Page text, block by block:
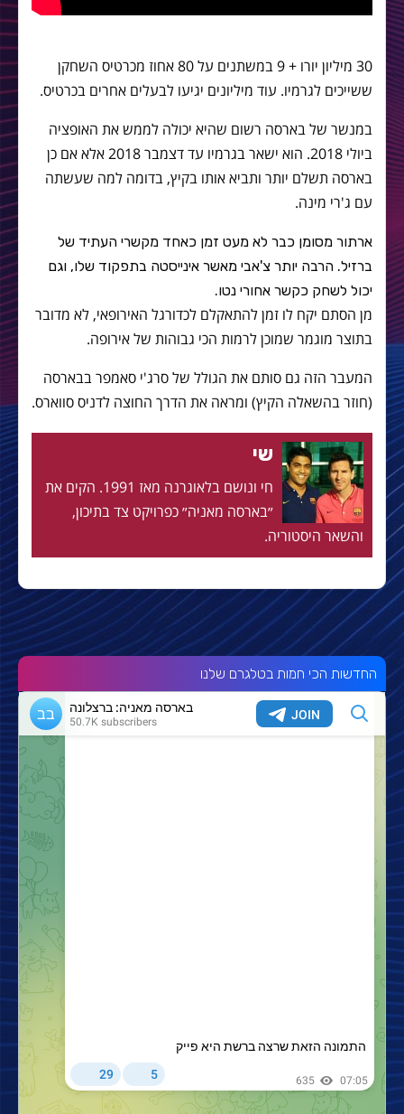
30 מיליון יורו + 9 במשתנים על 80 אחוז מכרטיס השחקן
ששייכים לגרמיו. עוד מיליונים יגיעו לבעלים אחרים בכרטיס.
במנשר של בארסה רשום שהיא יכולה לממש את האופציה
ביולי 2018. הוא ישאר בגרמיו עד דצמבר 2018 אלא אם כן
בארסה תשלם יותר ותביא אותו בקיץ, בדומה למה שעשתה
עם ג'רי מינה.
ארתור מסומן כבר לא מעט זמן כאחד מקשרי העתיד של
ברזיל. הרבה יותר צ'אבי מאשר אינייסטה בתפקוד שלו, וגם
יכול לשחק כקשר אחורי נטו.
מן הסתם יקח לו זמן להתאקלם לכדורגל האירופאי, לא מדובר
בתוצר מוגמר שמוכן לרמות הכי גבוהות של אירופה.
המעבר הזה גם סותם את הגולל של סרג'י סאמפר בבארסה
(חוזר בהשאלה הקיץ) ומראה את הדרך החוצה לדניס סווארס.
שי
חי ונושם בלאוגרנה מאז 1991. הקים את
״בארסה מאניה״ כפרויקט צד בתיכון,
והשאר היסטוריה.
החדשות הכי חמות בטלגרם שלנו